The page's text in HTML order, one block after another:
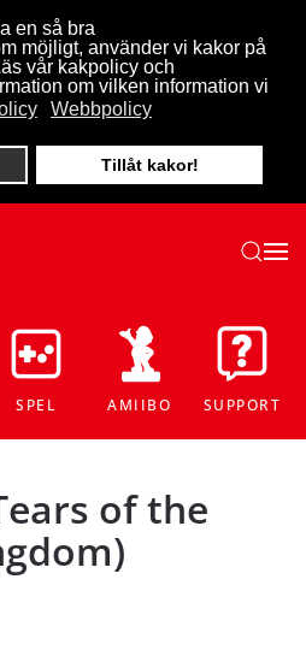
en så bra
möjligt, använder vi kakor på
vår kakpolicy och
om vilken information vi
Webbpolicy
Tillåt kakor!
SPEL AMIIBO SUPPORT
of the